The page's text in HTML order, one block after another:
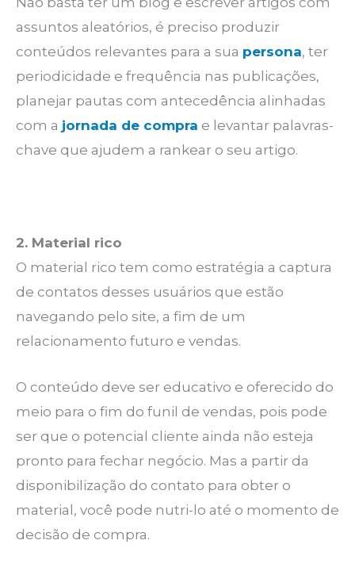
assuntos aleatórios, é preciso produzir
conteúdos relevantes para a sua persona, ter
periodicidade e frequência nas publicações,
planejar pautas com antecedência alinhadas
com a jornada de compra e levantar palavras-
chave que ajudem a rankear o seu artigo.
2. Material rico
O material rico tem como estratégia a captura
de contatos desses usuários que estão
navegando pelo site, a fim de um
relacionamento futuro e vendas.
O conteúdo deve ser educativo e oferecido do
meio para o fim do funil de vendas, pois pode
ser que o potencial cliente ainda não esteja
pronto para fechar negócio. Mas a partir da
disponibilização do contato para obter o
material, você pode nutri-lo até o momento de
decisão de compra.